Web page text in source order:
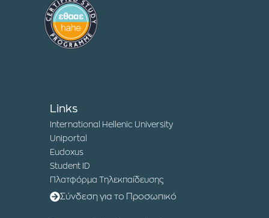
Links
International Hellenic University
Uniportal
Eudoxus
Student ID
Πλατφόρμα Τηλεκπαίδευσης
Σύνδεση για το Προσωπικό